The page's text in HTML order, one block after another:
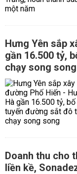
Hưng Yên sắp
gần 16.500 tỷ,
chạy song song
Doanh thu cho
liền kề,